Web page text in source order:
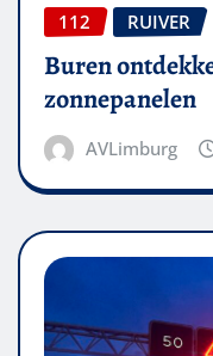
112 RUIVER
Buren
zonnepanelen
AVLimburg